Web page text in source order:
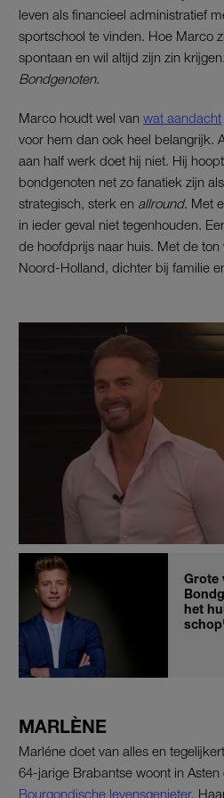
leven als financieel administratief
sportschool te vinden. Hoe Marco
spontaan en wil altijd zijn zin
Bondgenoten.
Marco houdt wel van wat aandacht
voor hem dan ook heel belangrijk.
aan half werk doet hij niet. Hij
bondgenoten net zo fanatiek zijn
strategisch, sterk en allround. Met
in ieder geval niet tegenhouden.
de hoofdprijs naar huis. Met de
Noord-Holland, dichter bij familie
Grote
het
schop'
MARLÈNE
Marléne doet van alles en
64-jarige Brabantse woont in Asten
Bourgondische levensgenieter.